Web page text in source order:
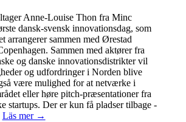
Anne-Louise Thon fra Minc
dansk-svensk innovationsdag, som
arrangerer sammen med Ørestad
Sammen med aktører fra
og danske innovationsdistrikter vil
og udfordringer i Norden blive
være mulighed for at netværke i
eller høre pitch-præsentationer fra
startups. Der er kun få pladser tilbage -
Läs mer →